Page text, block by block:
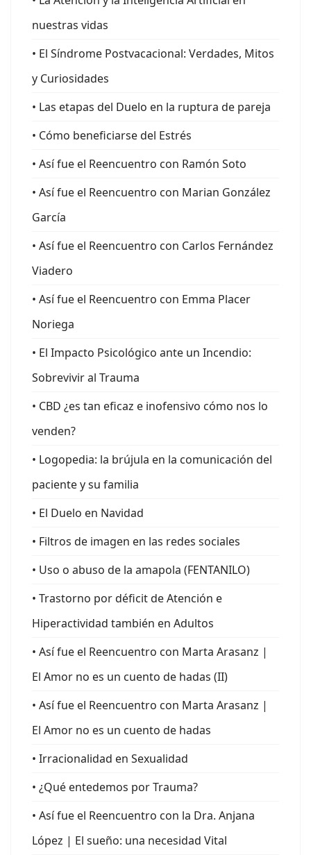
nuestras vidas
• El Síndrome Postvacacional: Verdades, Mitos
y Curiosidades
• Las etapas del Duelo en la ruptura de pareja
• Cómo beneficiarse del Estrés
• Así fue el Reencuentro con Ramón Soto
• Así fue el Reencuentro con Marian González
García
• Así fue el Reencuentro con Carlos Fernández
Viadero
• Así fue el Reencuentro con Emma Placer
Noriega
• El Impacto Psicológico ante un Incendio:
Sobrevivir al Trauma
• CBD ¿es tan eficaz e inofensivo cómo nos lo
venden?
• Logopedia: la brújula en la comunicación del
paciente y su familia
• El Duelo en Navidad
• Filtros de imagen en las redes sociales
• Uso o abuso de la amapola (FENTANILO)
• Trastorno por déficit de Atención e
Hiperactividad también en Adultos
• Así fue el Reencuentro con Marta Arasanz |
El Amor no es un cuento de hadas (II)
• Así fue el Reencuentro con Marta Arasanz |
El Amor no es un cuento de hadas
• Irracionalidad en Sexualidad
• ¿Qué entedemos por Trauma?
• Así fue el Reencuentro con la Dra. Anjana
López | El sueño: una necesidad Vital